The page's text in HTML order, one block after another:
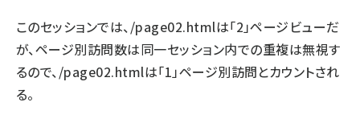
このセッションでは、/page02.htmlは「2」ページビューだ
が、ページ別訪問数は同一セッション内での重複は無視す
るので、/page02.htmlは「1」ページ別訪問とカウントされ
る。